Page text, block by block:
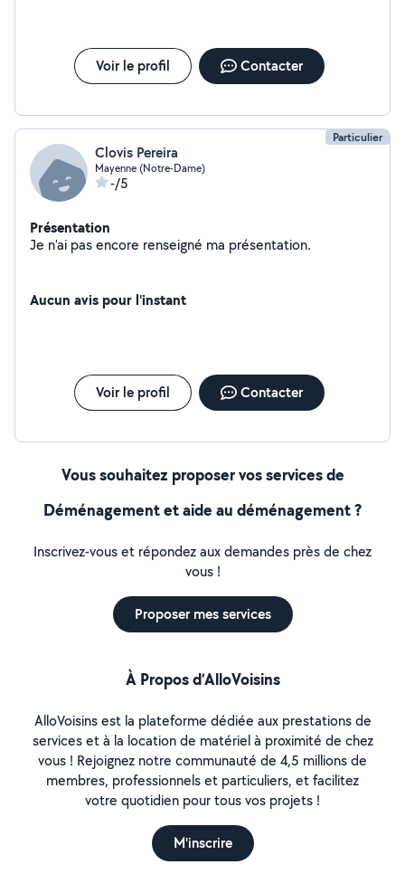
Voir le profil Contacter
Particulier
Clovis Pereira
Mayenne (Notre-Dame)
-/5
Présentation
Je n'ai pas encore renseigné ma présentation.
Aucun avis pour l'instant
Voir le profil Contacter
Vous souhaitez proposer vos services de
Déménagement et aide au déménagement ?
Inscrivez-vous et répondez aux demandes près de chez
vous !
Proposer mes services
À Propos d’AlloVoisins
AlloVoisins est la plateforme dédiée aux prestations de
services et à la location de matériel à proximité de chez
vous ! Rejoignez notre communauté de 4,5 millions de
membres, professionnels et particuliers, et facilitez
votre quotidien pour tous vos projets !
M'inscrire